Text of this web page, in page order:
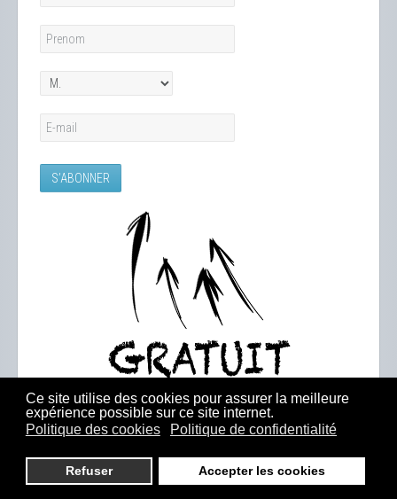
Ce site utilise des cookies pour assurer la meilleure
expérience possible sur ce site internet.
Politique des cookies
Politique de confidentialité
Refuser Accepter les cookies